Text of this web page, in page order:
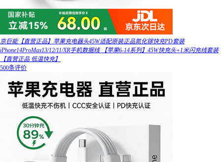
京巨能【直营正品】苹果充电器头45W适配原装正品氮化镓快充PD套装
iPhone14ProMax13/12/11/XR手机数据线 【苹果6-14系列】45W快充头+1米闪充线套装
【直营正品 低温快充】
500条评价